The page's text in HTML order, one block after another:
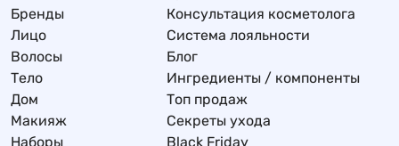
Бренды
Лицо
Волосы
Тело
Дом
Макияж
Наборы
Консультация косметолога
Система лояльности
Блог
Ингредиенты / компоненты
Топ продаж
Секреты ухода
Black Friday